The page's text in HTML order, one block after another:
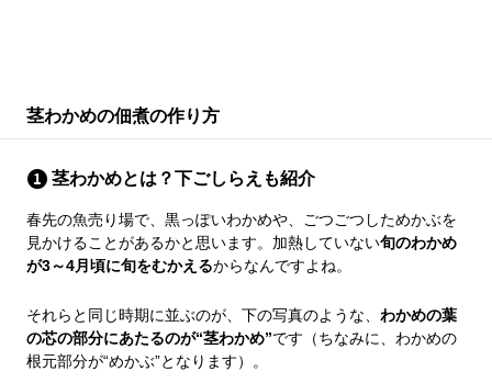
茎わかめの佃煮の作り方
茎わかめとは？下ごしらえも紹介
春先の魚売り場で、黒っぽいわかめや、ごつごつしためかぶを
見かけることがあるかと思います。加熱していない旬のわかめ
が3～4月頃に旬をむかえるからなんですよね。
それらと同じ時期に並ぶのが、下の写真のような、 わかめの葉
の芯の部分にあたるのが“茎わかめ”です（ちなみに、わかめの
根元部分が“めかぶ”となります）。